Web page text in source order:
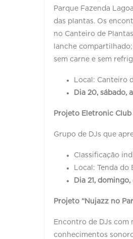
Parque Fazenda
das plantas. Os
no Canteiro de
lanche
sem carne e sem
Local: Canteiro
Dia 20, sábado,
Projeto Eletronic Club
Grupo de DJs que
Classificação
Local: Tenda do
Dia 21, domingo,
Projeto “Nujazz no
Encontro de DJs com
conhecimentos